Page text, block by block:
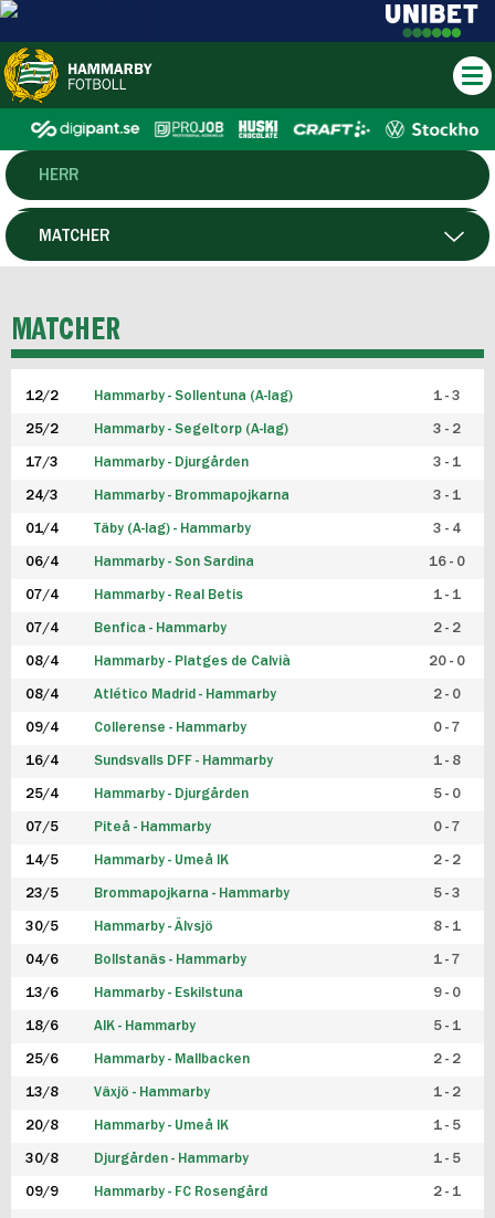
HERR
DAM
P19
F19
FUTSAL HERR
FUTSAL DAM
MATCHER
MATCHER
12/2 Hammarby - Sollentuna (A-lag) 1 - 3
25/2 Hammarby - Segeltorp (A-lag) 3 - 2
17/3 Hammarby - Djurgården 3 - 1
24/3 Hammarby - Brommapojkarna 3 - 1
01/4 Täby (A-lag) - Hammarby 3 - 4
06/4 Hammarby - Son Sardina 16 - 0
07/4 Hammarby - Real Betis 1 - 1
07/4 Benfica - Hammarby 2 - 2
08/4 Hammarby - Platges de Calvià 20 - 0
08/4 Atlético Madrid - Hammarby 2 - 0
09/4 Collerense - Hammarby 0 - 7
16/4 Sundsvalls DFF - Hammarby 1 - 8
25/4 Hammarby - Djurgården 5 - 0
07/5 Piteå - Hammarby 0 - 7
14/5 Hammarby - Umeå IK 2 - 2
23/5 Brommapojkarna - Hammarby 5 - 3
30/5 Hammarby - Älvsjö 8 - 1
04/6 Bollstanäs - Hammarby 1 - 7
13/6 Hammarby - Eskilstuna 9 - 0
18/6 AIK - Hammarby 5 - 1
25/6 Hammarby - Mallbacken 2 - 2
13/8 Växjö - Hammarby 1 - 2
20/8 Hammarby - Umeå IK 1 - 5
30/8 Djurgården - Hammarby 1 - 5
09/9 Hammarby - FC Rosengård 2 - 1